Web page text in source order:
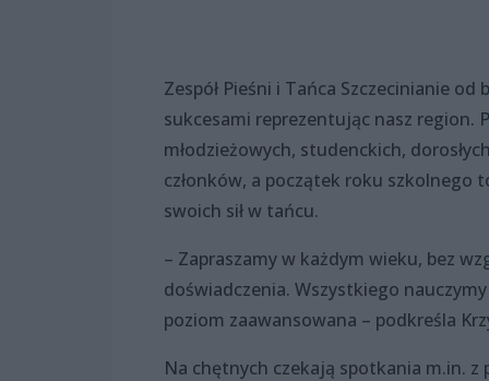
Zespół Pieśni i Tańca Szczecinianie
sukcesami reprezentując nasz region.
młodzieżowych, studenckich,
członków, a początek roku szkolnego
swoich sił w tańcu.
– Zapraszamy w każdym wieku, bez
doświadczenia. Wszystkiego
poziom zaawansowana – podkreśla
Na chętnych czekają spotkania m.in.